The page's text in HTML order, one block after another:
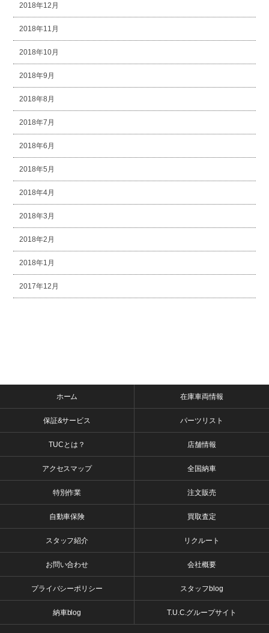
2018年12月
2018年11月
2018年10月
2018年9月
2018年8月
2018年7月
2018年6月
2018年5月
2018年4月
2018年3月
2018年2月
2018年1月
2017年12月
ホーム 在庫車両情報
保証&サービス パーツリスト
TUCとは？ 店舗情報
アクセスマップ 全国納車
特別作業 注文販売
自動車保険 買取査定
スタッフ紹介 リクルート
お問い合わせ 会社概要
プライバシーポリシー スタッフblog
納車blog T.U.C.グループサイト